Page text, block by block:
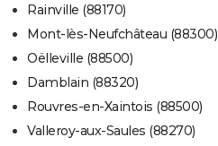
Rainville (88170)
Mont-lès-Neufchâteau (88300)
Oëlleville (88500)
Damblain (88320)
Rouvres-en-Xaintois (88500)
Valleroy-aux-Saules (88270)